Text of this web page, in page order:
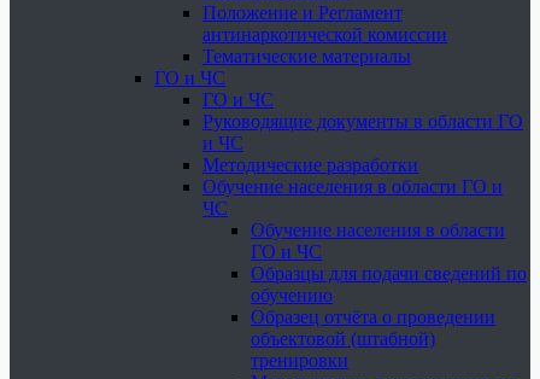
Положение и Регламент
антинаркотической комиссии
Тематические материалы
ГО и ЧС
ГО и ЧС
Руководящие документы в области ГО
и ЧС
Методические разработки
Обучение населения в области ГО и
ЧС
Обучение населения в области
ГО и ЧС
Образцы для подачи сведений по
обучению
Образец отчёта о проведении
объектовой (штабной)
тренировки